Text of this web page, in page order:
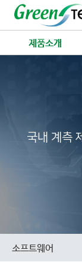
제품소개
국내 계측
소프트웨어